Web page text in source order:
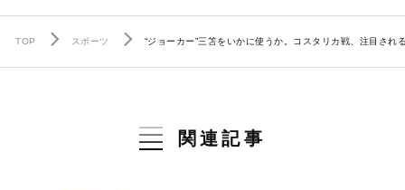
TOP スポーツ “ジョーカー”三笘をいかに使うか。コスタリカ戦、注目され
関連記事